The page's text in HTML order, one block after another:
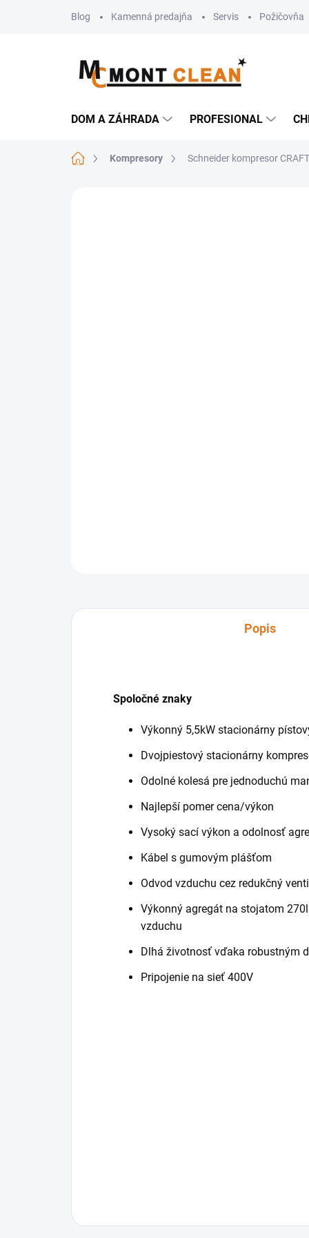
Blog Kamenná predajňa Servis Požičovňa
DOM A ZÁHRADA PROFESIONAL
DomovKompresory Schneider kompresor
Popis
Spoločné znaky
Výkonný 5,5kW stacionárny
Dvojpiestový stacionárny
Odolné kolesá pre jednoduchú
Najlepší pomer cena/výkon
Vysoký sací výkon a odolnosť
Kábel s gumovým plášťom
Odvod vzduchu cez redukčný ventil
Výkonný agregát na stojatom
vzduchu
Dlhá životnosť vďaka robustným
Pripojenie na sieť 400V